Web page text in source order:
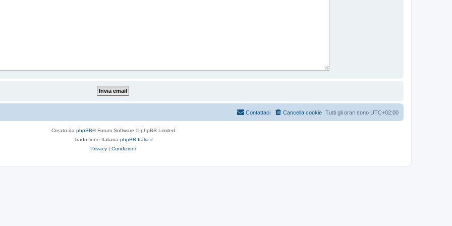
Tutti gli orari sono UTC+02:00
Cancella cookie
Contattaci
Creato da phpBB® Forum Software © phpBB Limited
Traduzione Italiana phpBB-Italia.it
Privacy | Condizioni